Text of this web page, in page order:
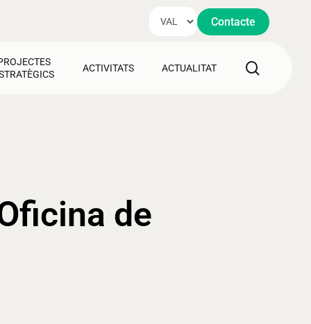
Contacte
ACTIVITATS ACTUALITAT
de